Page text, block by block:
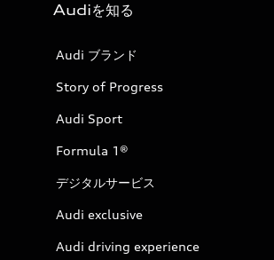
Audiを知る
Audi ブランド
Story of Progress
Audi Sport
Formula 1®
デジタルサービス
Audi exclusive
Audi driving experience